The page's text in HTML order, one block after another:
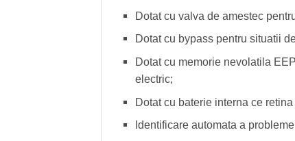
Dotat cu valva de amestec
Dotat cu bypass pentru situatii
Dotat cu memorie nevolatila
electric;
Dotat cu baterie interna ce
Identificare automata a